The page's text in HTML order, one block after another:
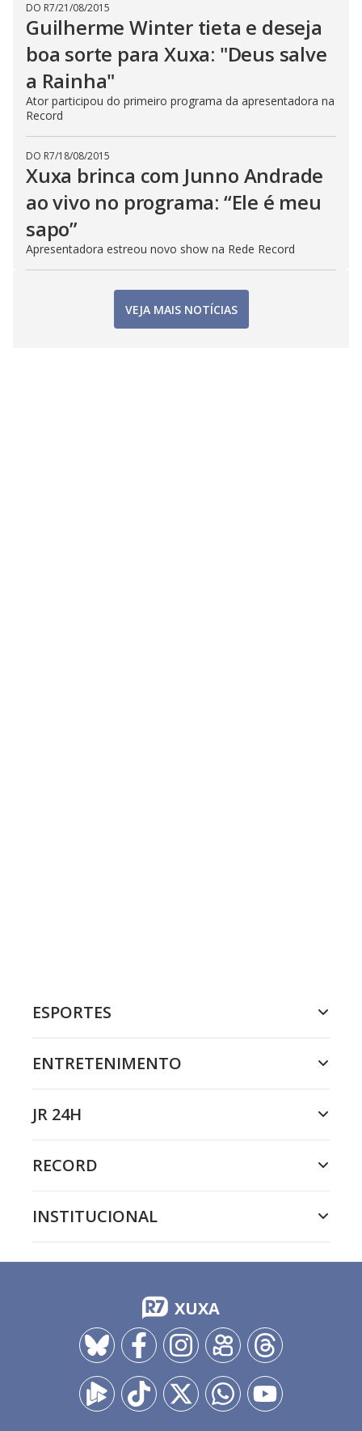
DO R7/21/08/2015
Guilherme Winter tieta e deseja
boa sorte para Xuxa: "Deus salve
a Rainha"
Ator participou do primeiro programa da apresentadora na
Record
DO R7/18/08/2015
Xuxa brinca com Junno Andrade
ao vivo no programa: “Ele é meu
sapo”
Apresentadora estreou novo show na Rede Record
VEJA MAIS NOTÍCIAS
ESPORTES
ENTRETENIMENTO
JR 24H
RECORD
INSTITUCIONAL
XUXA